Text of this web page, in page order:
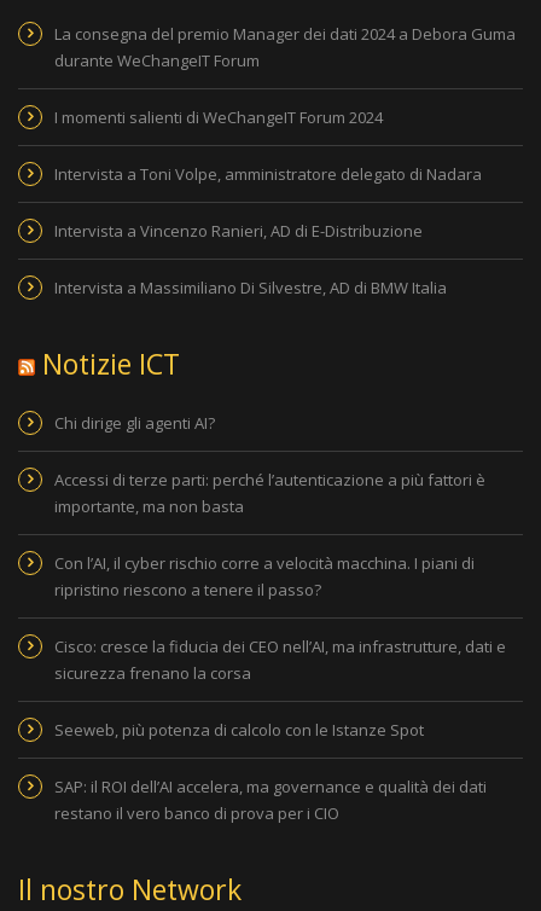
La consegna del premio Manager dei dati 2024 a Debora Guma
durante WeChangeIT Forum
I momenti salienti di WeChangeIT Forum 2024
Intervista a Toni Volpe, amministratore delegato di Nadara
Intervista a Vincenzo Ranieri, AD di E-Distribuzione
Intervista a Massimiliano Di Silvestre, AD di BMW Italia
Notizie ICT
Chi dirige gli agenti AI?
Accessi di terze parti: perché l’autenticazione a più fattori è
importante, ma non basta
Con l’AI, il cyber rischio corre a velocità macchina. I piani di
ripristino riescono a tenere il passo?
Cisco: cresce la fiducia dei CEO nell’AI, ma infrastrutture, dati e
sicurezza frenano la corsa
Seeweb, più potenza di calcolo con le Istanze Spot
SAP: il ROI dell’AI accelera, ma governance e qualità dei dati
restano il vero banco di prova per i CIO
Il nostro Network